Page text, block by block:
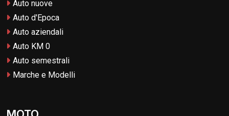
Auto nuove
Auto d'Epoca
Auto aziendali
Auto KM 0
Auto semestrali
Marche e Modelli